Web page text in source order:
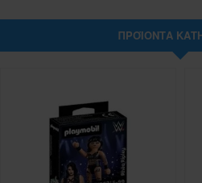
ΠΡΟΪΌΝΤΑ